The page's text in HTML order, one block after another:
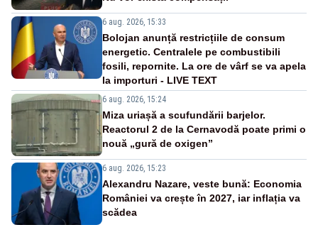
6 aug. 2026, 15:33
Bolojan anunță restricțiile de consum
energetic. Centralele pe combustibili
fosili, repornite. La ore de vârf se va apela
la importuri - LIVE TEXT
6 aug. 2026, 15:24
Miza uriașă a scufundării barjelor.
Reactorul 2 de la Cernavodă poate primi o
nouă „gură de oxigen”
6 aug. 2026, 15:23
Alexandru Nazare, veste bună: Economia
României va crește în 2027, iar inflația va
scădea